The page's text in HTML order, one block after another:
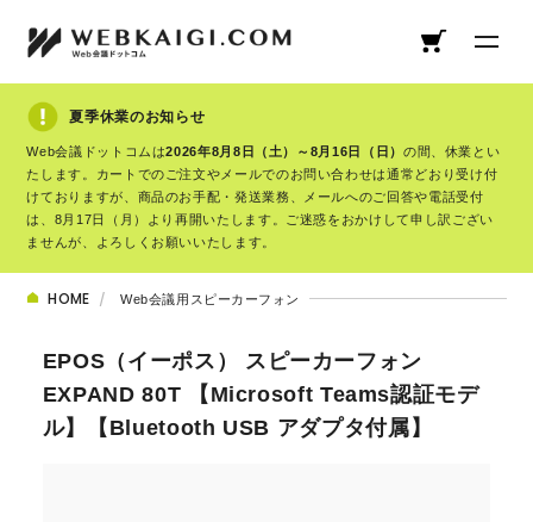
夏季休業のお知らせ
Web会議ドットコムは2026年8月8日（土）～8月16日（日） の間、休業とい
たします。カートでのご注文やメールでのお問い合わせは通常どおり受け付
けておりますが、商品のお手配・発送業務、メールへのご回答や電話受付
は、8月17日（月）より再開いたします。ご迷惑をおかけして申し訳ござい
ませんが、よろしくお願いいたします。
HOME Web会議用スピーカーフォン
EPOS（イーポス） スピーカーフォン
EXPAND 80T 【Microsoft Teams認証モデ
ル】【Bluetooth USB アダプタ付属】